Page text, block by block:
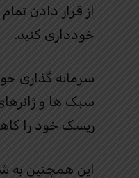
از قرار دادن
خودداری کنید.
سرمایه گذاری
سبک ها و
ریسک خود را
این همچنین به